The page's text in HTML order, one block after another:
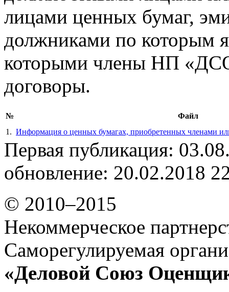
лицами ценных бумаг,
должниками по которым
которыми члены НП
договоры.
№
Файл
1. Информация о ценных бумагах, приобретенных членами
Первая публикация:
обновление: 20.02.2018
© 2010–2015
Некоммерческое
Саморегулируемая
«Деловой Союз